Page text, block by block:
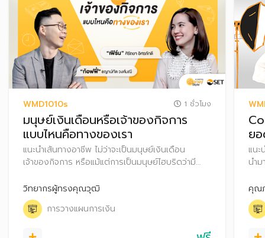
WMD1010s 1 ชั่วโมง
มนุษย์เงินเดือนหรือเจ้าของกิจการ
แบบไหนคือทางของเรา
แนะนำเส้นทางอาชีพ ไม่ว่าจะเป็นมนุษย์เงินเดือน
เจ้าของกิจการ หรือแม้แต่การเป็นมนุษย์ไฮบริดว่ามี
แนะนำเทคนิควางแผนการเงิน สำหรับทุกเส้นทางอาชีพ
วิทยากรผู้ทรงคุณวุฒิ
การวางแผนการเงิน
ย
แน
นำ
รา
ต่า
สำ
คุณ